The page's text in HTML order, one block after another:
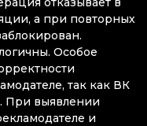
а при повторных
Особое
так как ВК
При выявлении
и